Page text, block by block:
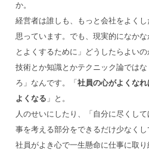
か。
経営者は誰しも、もっと会社をよく
思っています。でも、現実的になか
とよくするために」どうしたらよい
技術とか知識とかテクニック論では
ろ」なんです。「社員の心がよくな
よくなる 」と。
人のせいにしたり、「自分に尽くし
事を考える部分をできるだけ少なくし
社員がよき心で一生懸命に仕事に取り